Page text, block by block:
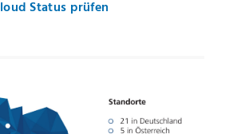
Status prüfen